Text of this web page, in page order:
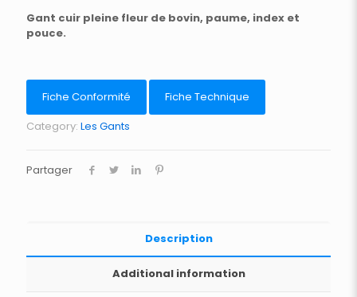
Gant cuir pleine fleur de bovin, paume, index et
pouce.
Fiche Conformité
Fiche Technique
Category: Les Gants
Partager
Description
Additional information